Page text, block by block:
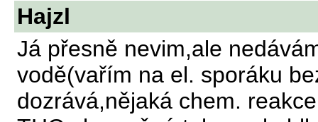
Hajzl
Já přesně nevim,ale
vodě(vařím na el. sporáku
dozrává,nějaká chem.